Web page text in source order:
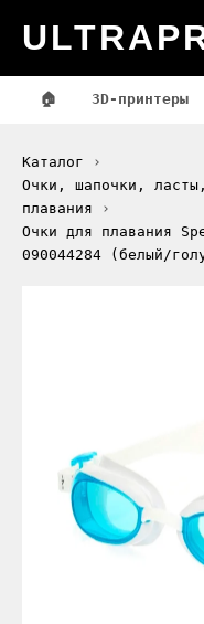
🏠 3D-принтеры
Каталог
Очки, шапочки,
плавания
Очки для плавания
090044284 (белый/